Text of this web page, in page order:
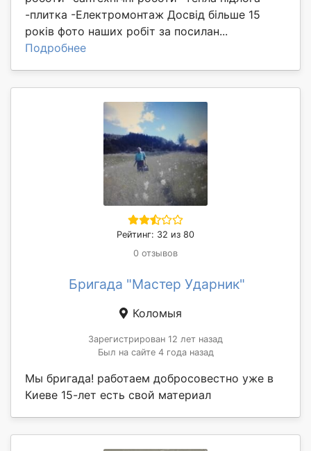
-плитка -Електромонтаж Досвід більше 15
років фото наших робіт за посилан...
Подробнее
Рейтинг: 32 из 80
0 отзывов
Бригада "Мастер Ударник"
Коломыя
Зарегистрирован 12 лет назад
Был на сайте 4 года назад
Мы бригада! работаем добросовестно уже в
Киеве 15-лет есть свой материал